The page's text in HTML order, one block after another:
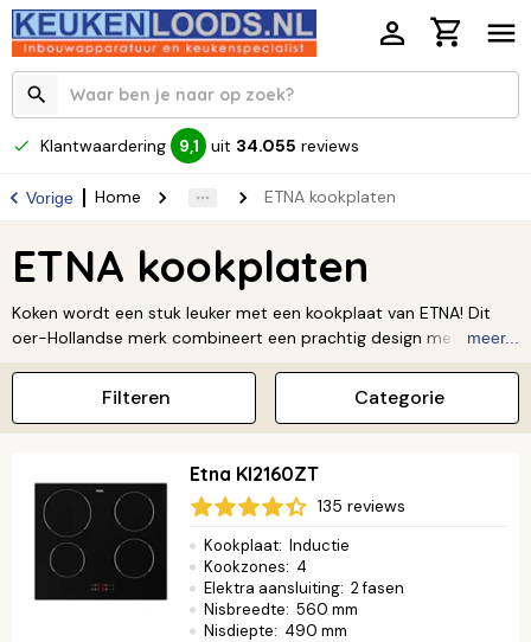
Klantwaardering 9,1 uit 34.055 reviews
Vorige Home ETNA kookplaten
ETNA kookplaten
Koken wordt een stuk leuker met een kookplaat van ETNA! Dit
oer-Hollandse merk combineert een prachtig design met slimme
en supermakkelijk in gebruik, zodat jij moeiteloos de lekkerste
gerechten op tafel zet. Kies voor het gemak van ETNA en maak
van jouw keuken het hart van je huis.Lees verder ↓
meer...
Categorie
Filteren
Etna KI2160ZT
135 reviews
Kookplaat: Inductie
Kookzones: 4
Elektra aansluiting: 2 fasen
Nisbreedte: 560 mm
Nisdiepte: 490 mm